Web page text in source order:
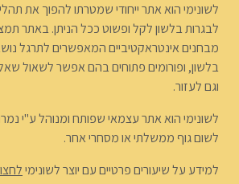
לשונימי הוא אתר ייחודי שמטרתו להפוך את
לבגרות בלשון לקל ופשוט ככל הניתן. באתר
מבחנים אינטראקטיביים המאפשרים לתרגל
בלשון, ופורומים פתוחים בהם אפשר לשאול
וגם לעזור.
לשונימי הוא אתר עצמאי שפותח ומנוהל ע"י נמרוד
לשום גוף ממשלתי או מסחרי אחר.
למידע על שיעורים פרטיים עם יוצר לשונימי